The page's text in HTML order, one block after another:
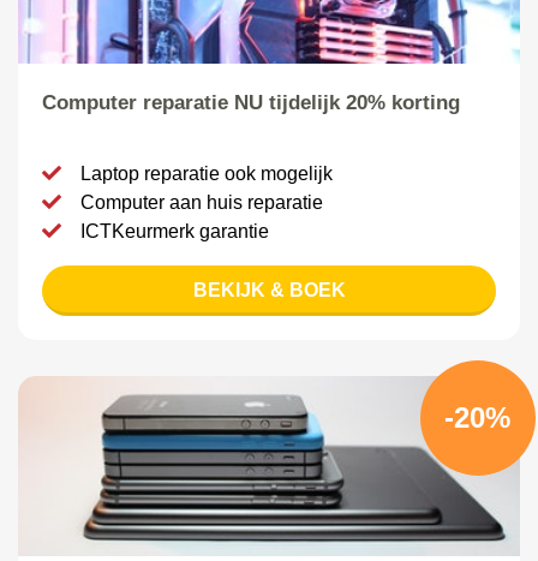
Computer reparatie NU tijdelijk 20% korting
Laptop reparatie ook mogelijk
Computer aan huis reparatie
ICTKeurmerk garantie
BEKIJK & BOEK
-20%